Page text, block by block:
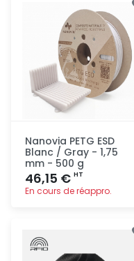
rapide
Nanovia PETG ESD
Blanc / Gray - 1,75
mm - 500 g
46,15 € HT
En cours de réappro.